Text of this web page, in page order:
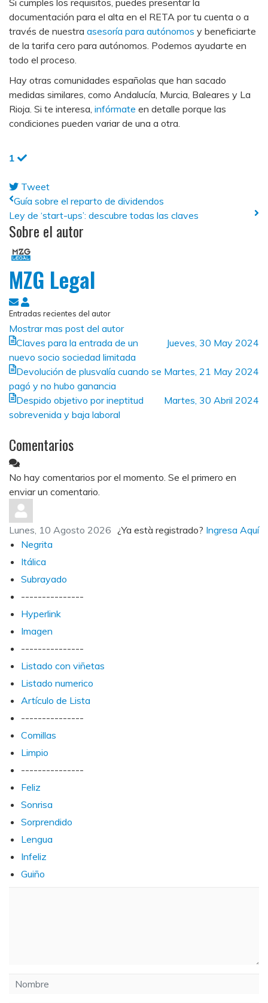
documentación para el alta en el RETA por tu cuenta o a
través de nuestra asesoría para autónomos y beneficiarte
de la tarifa cero para autónomos. Podemos ayudarte en
todo el proceso.
Hay otras comunidades españolas que han sacado
medidas similares, como Andalucía, Murcia, Baleares y La
Rioja. Si te interesa, infórmate en detalle porque las
condiciones pueden variar de una a otra.
1
Tweet
pinterest
Guía sobre el reparto de dividendos
Ley de ‘start-ups’: descubre todas las claves
Sobre el autor
MZG Legal
Suscribirse
a
las
actualizaciones
MZG
Legal
Entradas recientes del autor
Mostrar mas post del autor
Jueves, 30 May 2024
Claves para la entrada de un
nuevo socio sociedad limitada
Martes, 21 May 2024
Devolución de plusvalía cuando se
pagó y no hubo ganancia
Martes, 30 Abril 2024
Despido objetivo por ineptitud
sobrevenida y baja laboral
Comentarios
No hay comentarios por el momento. Se el primero en
enviar un comentario.
¿Ya està registrado? Ingresa Aquí
Lunes, 10 Agosto 2026
Negrita
Itálica
Subrayado
---------------
Hyperlink
Imagen
---------------
Listado con viñetas
Listado numerico
Artículo de Lista
---------------
Comillas
Limpio
---------------
Feliz
Sonrisa
Sorprendido
Lengua
Infeliz
Guiño